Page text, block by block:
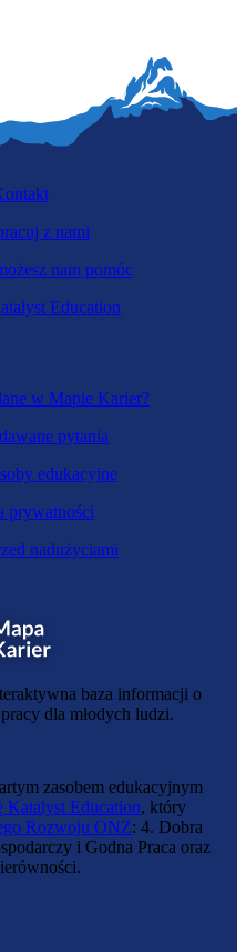
baza informacji o
dla młodych ludzi.
w Mapie Karier?
pytania
edukacyjne
prywatności
nadużyciami
z nami
nam pomóc
Education
zasobem edukacyjnym
Katalyst Education, który
Rozwoju ONZ: 4. Dobra
i Godna Praca oraz